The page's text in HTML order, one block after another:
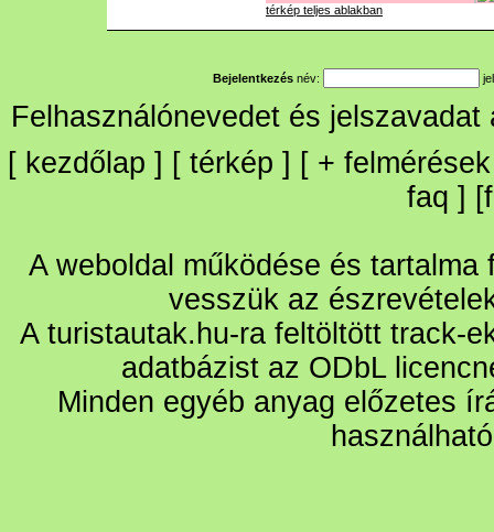
térkép teljes ablakban
Bejelentkezés név:
Felhasználónevedet és
[ kezdőlap ] [ térkép ] [ + felmérések
faq ] [
A weboldal működése és
vesszük az
A turistautak.hu-ra feltöltött track-
adatbázist az ODbL
Minden egyéb anyag előzetes